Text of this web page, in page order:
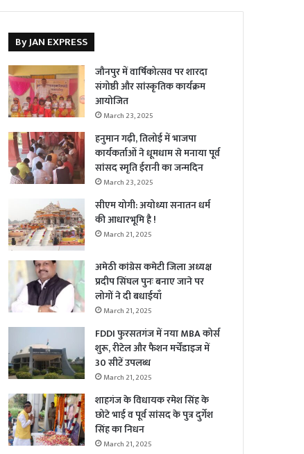
In
By JAN EXPRESS
जौनपुर में वार्षिकोत्सव पर शारदा
संगोष्ठी और सांस्कृतिक कार्यक्रम
आयोजित
March 23, 2025
हनुमान गढ़ी, तिलोई में भाजपा
कार्यकर्ताओं ने धूमधाम से मनाया पूर्व
सांसद स्मृति ईरानी का जन्मदिन
March 23, 2025
सीएम योगी: अयोध्या सनातन धर्म
की आधारभूमि है !
March 21, 2025
अमेठी कांग्रेस कमेटी जिला अध्यक्ष
प्रदीप सिंघल पुनः बनाए जाने पर
लोगों ने दी बधाईयाँ
March 21, 2025
FDDI फुरसतगंज में नया MBA कोर्स
शुरू, रीटेल और फैशन मर्चेंडाइज में
30 सीटें उपलब्ध
March 21, 2025
शाहगंज के विधायक रमेश सिंह के
छोटे भाई व पूर्व सांसद के पुत्र दुर्गेश
सिंह का निधन
March 21, 2025